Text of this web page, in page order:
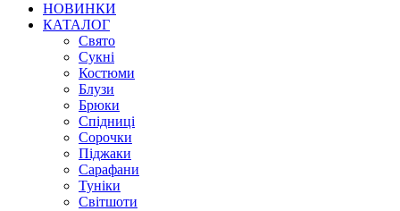
НОВИНКИ
КАТАЛОГ
Свято
Сукні
Костюми
Блузи
Брюки
Спідниці
Сорочки
Піджаки
Сарафани
Туніки
Світшоти